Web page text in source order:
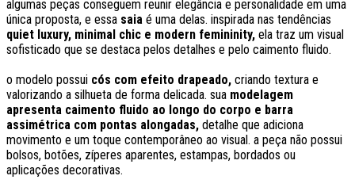
algumas peças conseguem reunir elegância e personalidade em uma
única proposta, e essa saia é uma delas. inspirada nas tendências
quiet luxury, minimal chic e modern femininity, ela traz um visual
sofisticado que se destaca pelos detalhes e pelo caimento fluido.
o modelo possui cós com efeito drapeado, criando textura e
valorizando a silhueta de forma delicada. sua modelagem
apresenta caimento fluido ao longo do corpo e barra
assimétrica com pontas alongadas, detalhe que adiciona
movimento e um toque contemporâneo ao visual. a peça não possui
bolsos, botões, zíperes aparentes, estampas, bordados ou
aplicações decorativas.